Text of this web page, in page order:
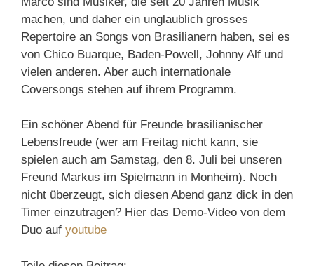
machen, und daher ein unglaublich grosses
Repertoire an Songs von Brasilianern haben, sei es
von Chico Buarque, Baden-Powell, Johnny Alf und
vielen anderen. Aber auch internationale
Coversongs stehen auf ihrem Programm.
Ein schöner Abend für Freunde brasilianischer
Lebensfreude (wer am Freitag nicht kann, sie
spielen auch am Samstag, den 8. Juli bei unseren
Freund Markus im Spielmann in Monheim). Noch
nicht überzeugt, sich diesen Abend ganz dick in den
Timer einzutragen? Hier das Demo-Video von dem
Duo auf youtube